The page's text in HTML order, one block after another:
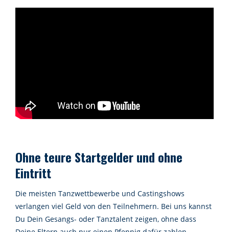
Ohne teure Startgelder und ohne
Eintritt
Die meisten Tanzwettbewerbe und Castingshows
verlangen viel Geld von den Teilnehmern. Bei uns kannst
Du Dein Gesangs- oder Tanztalent zeigen, ohne dass